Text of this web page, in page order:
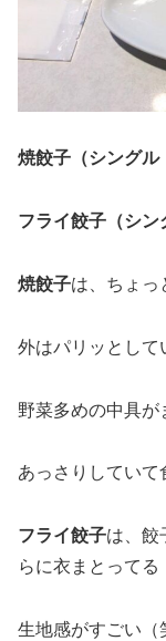
焼餃子（シングル
フライ餃子（シン
焼餃子は、ちょっ
外はパリッとし
野菜多めの中具が
あっさりしていて
フライ餃子は、餃
らに衣まとってる
生地感がすごい（